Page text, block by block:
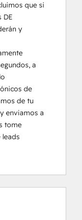
que si
DE
y
a
de
de tu
enviamos a
tome
leads